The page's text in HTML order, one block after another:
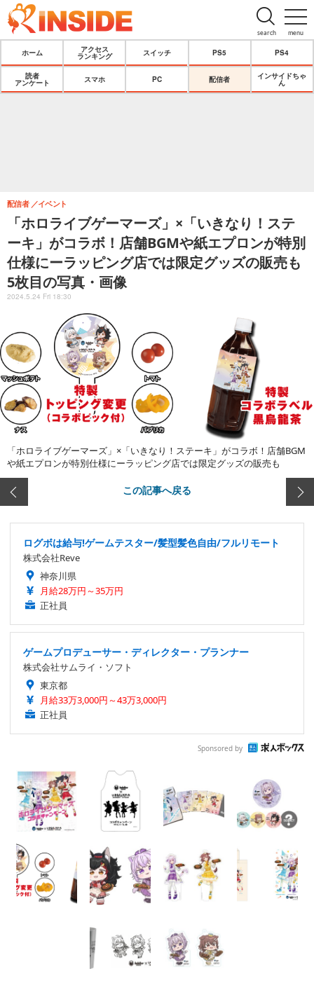
menu
search
ホーム
アクセス
ランキング
スイッチ PS5 PS4
読者
アンケート
スマホ PC 配信者
インサイドちゃ
ん
「ホロライブゲーマーズ」×「いきなり！ステ
ーキ」がコラボ！店舗BGMや紙エプロンが特別
仕様にーラッピング店では限定グッズの販売も
5枚目の写真・画像
配信者 イベント
2024.5.24 Fri 18:30
「ホロライブゲーマーズ」×「いきなり！ステーキ」がコラボ！店舗BGM
や紙エプロンが特別仕様にーラッピング店では限定グッズの販売も
この記事へ戻る
ログボは給与!ゲームテスター/髪型髪色自由/フルリモート
株式会社Reve
神奈川県
月給28万円～35万円
正社員
ゲームプロデューサー・ディレクター・プランナー
株式会社サムライ・ソフト
東京都
月給33万3,000円～43万3,000円
正社員
Sponsored by